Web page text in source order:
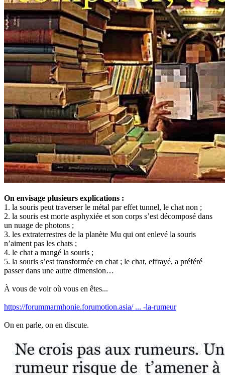
On envisage plusieurs explications :
1. la souris peut traverser le métal par effet tunnel, le chat non ;
2. la souris est morte asphyxiée et son corps s’est décomposé dans
un nuage de photons ;
3. les extraterrestres de la planète Mu qui ont enlevé la souris
n’aiment pas les chats ;
4. le chat a mangé la souris ;
5. la souris s’est transformée en chat ; le chat, effrayé, a préféré
passer dans une autre dimension…
À vous de voir où vous en êtes...
https://forummarmhonie.forumotion.asia/ ... -la-rumeur
On en parle, on en discute.